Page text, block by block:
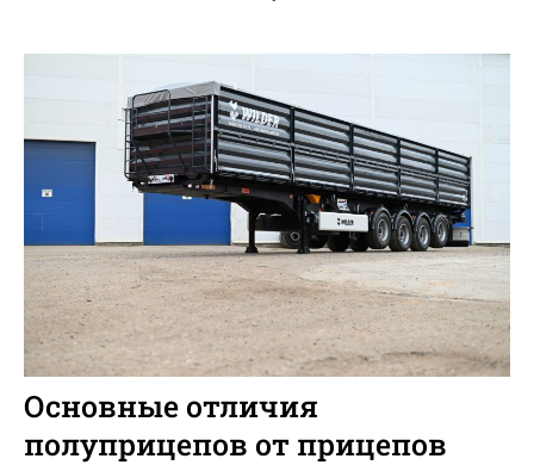
C
a
t
e
Автоновости Статьи
Основные отличия
полуприцепов от прицепов